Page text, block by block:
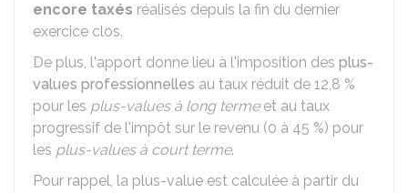
encore taxés réalisés depuis la fin du dernier
exercice clos.
De plus, l'apport donne lieu à l'imposition des plus-
values professionnelles au taux réduit de 12,8 %
pour les plus-values à long termeet au taux
progressif de l'impôt sur le revenu (0 à 45 %) pour
les plus-values à court terme.
Pour rappel, la plus-value est calculée à partir du